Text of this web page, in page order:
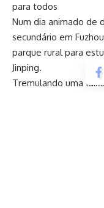
para todos
Num dia animado de
secundário em
parque rural para
Jinping.
Tremulando uma